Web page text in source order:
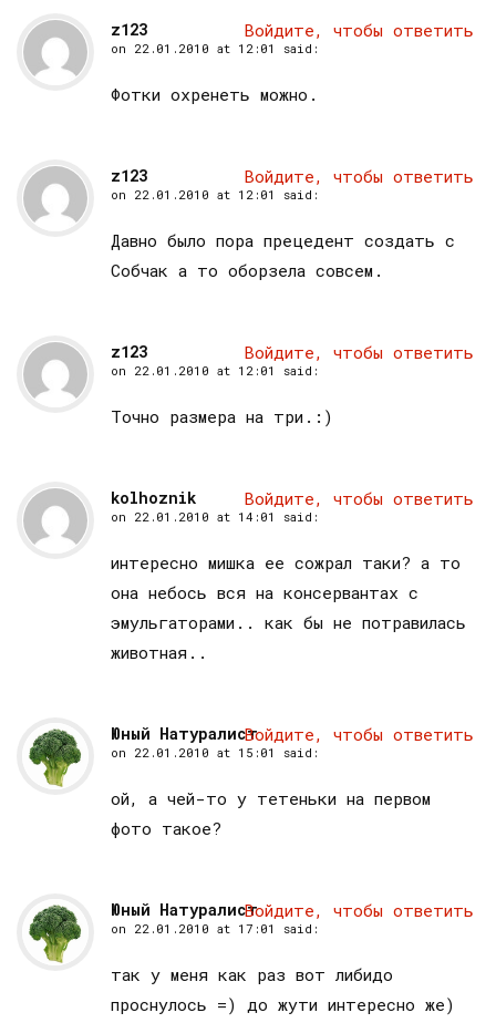
z123
on 22.01.2010 at 12:01 said:
Фотки охренеть можно.
Войдите, чтобы ответить
z123
on 22.01.2010 at 12:01 said:
Давно было пора прецедент создать с
Собчак а то оборзела совсем.
Войдите, чтобы ответить
z123
on 22.01.2010 at 12:01 said:
Точно размера на три.:)
Войдите, чтобы ответить
kolhoznik
on 22.01.2010 at 14:01 said:
интересно мишка ее сожрал таки? а то
она небось вся на консервантах с
эмульгаторами.. как бы не потравилась
животная..
Войдите, чтобы ответить
Юный Натуралист
on 22.01.2010 at 15:01 said:
ой, а чей-то у тетеньки на первом
фото такое?
Войдите, чтобы ответить
Юный Натуралист
on 22.01.2010 at 17:01 said:
так у меня как раз вот либидо
проснулось =) до жути интересно же)
Войдите, чтобы ответить